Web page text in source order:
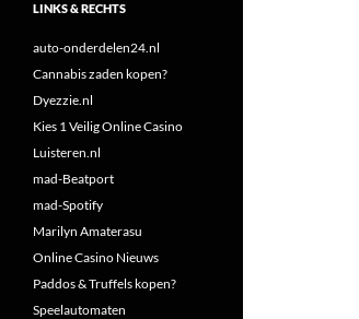
LINKS & RECHTS
auto-onderdelen24.nl
Cannabis zaden kopen?
Dyezzie.nl
Kies 1 Veilig Online Casino
Luisteren.nl
mad-Beatport
mad-Spotify
Marilyn Amaterasu
Online Casino Nieuws
Paddos & Truffels kopen?
Speelautomaten